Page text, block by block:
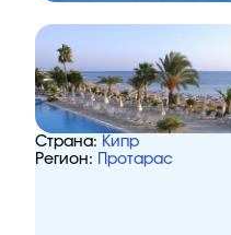
Страна: Кипр
Регион:
Протарас